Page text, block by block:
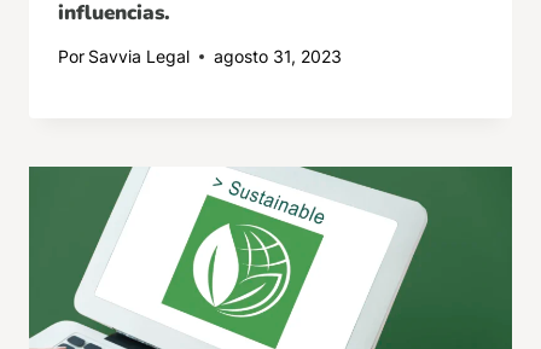
influencias.
Por Savvia Legal agosto 31, 2023